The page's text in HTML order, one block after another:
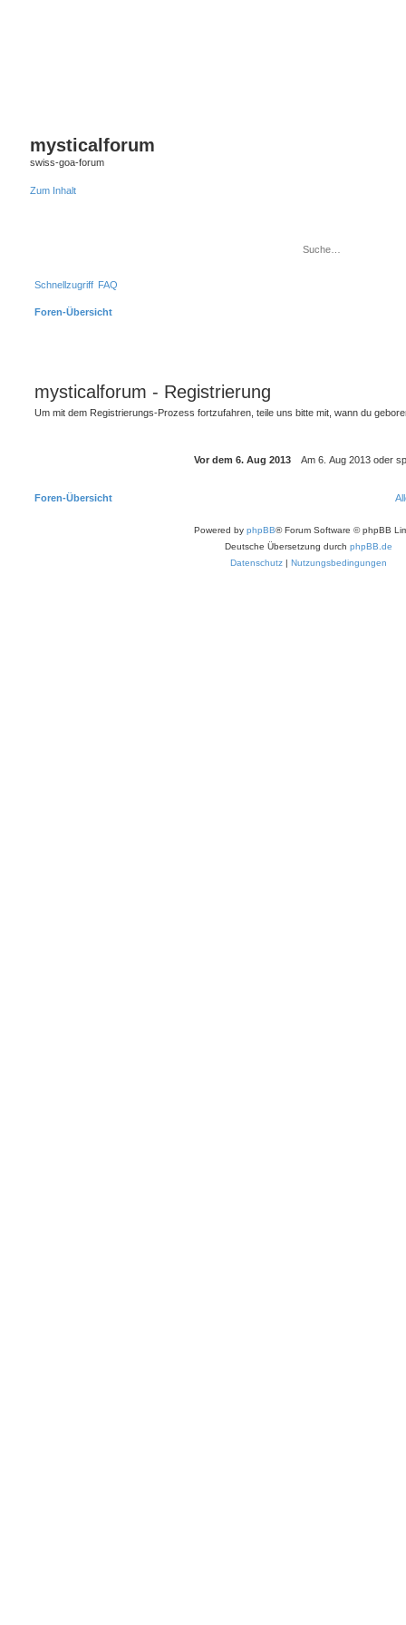
mysticalforum
swiss-goa-forum
Zum Inhalt
Schnellzugriff FAQ
Foren-Übersicht
mysticalforum - Registrierung
Um mit dem Registrierungs-Prozess fortzufahren, teile uns bitte mit, wann du
Foren-Übersicht
Powered by phpBB® Forum Software © phpBB
Deutsche Übersetzung durch phpBB.de
Datenschutz | Nutzungsbedingungen